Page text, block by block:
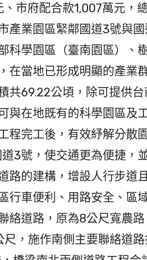
市府配合款1,007萬元，
產業園區緊鄰國道3號與國
科學園區（臺南園區）、
在當地已形成明顯的產業
共69.22公頃，除可提供
與在地既有的科學園區及
程完工後，有效紓解分散
3號，使交通更為便捷，
路的建構，增設人行步道
行車便利、用路安全、區
絡道路，原為8公尺寬農
，施作南側主要聯絡道